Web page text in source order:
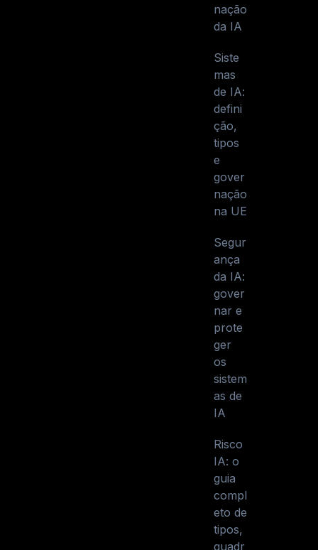
nação
da IA
Siste
mas
de IA:
defini
ção,
tipos
e
gover
nação
na UE
Segur
ança
da IA:
gover
nar e
prote
ger
os
sistem
as de
IA
Risco
IA: o
guia
compl
eto de
tipos,
quadr